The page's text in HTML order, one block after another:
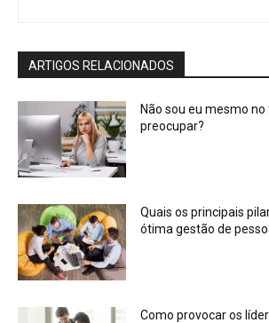
ARTIGOS RELACIONADOS
Não sou eu mesmo
preocupar?
Quais os principais
ótima gestão de
Como provocar os